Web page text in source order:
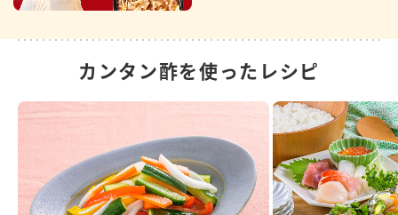
カンタン酢を使ったレシピ